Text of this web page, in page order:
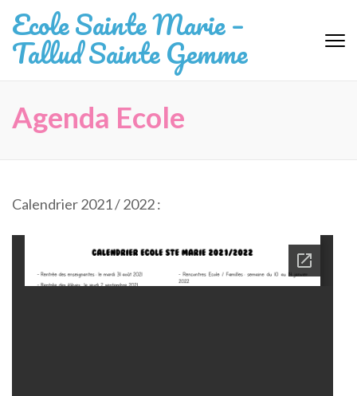
au
contenu
(Pressez
Ecole Sainte Marie –
Tallud Sainte Gemme
Agenda Ecole
Calendrier 2021 / 2022 :